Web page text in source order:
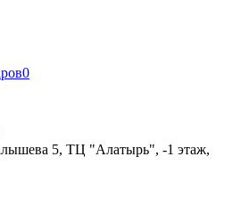
0
5, ТЦ "Алатырь", -1 этаж,